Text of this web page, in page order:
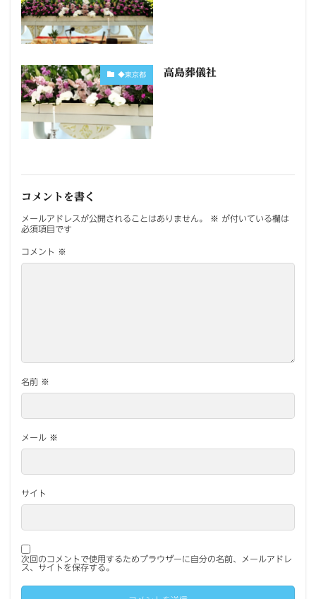
◆東京都 高島葬儀社
コメントを書く
メールアドレスが公開されることはありません。 ※ が付いている欄は
必須項目です
コメント ※
名前 ※
メール ※
サイト
次回のコメントで使用するためブラウザーに自分の名前、メールアドレ
ス、サイトを保存する。